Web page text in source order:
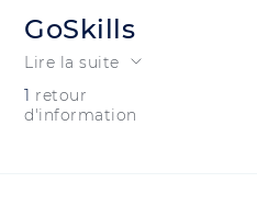
GoSkills
Lire la suite
1 retour
d'information